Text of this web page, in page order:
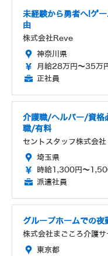
未経験から勇者へ!ゲ
由
株式会社Reve
神奈川県
月給28万円～35万
正社員
介護職/ヘルパー/資格
職/有料
セントスタッフ株式会社
埼玉県
時給1,300円～
派遣社員
グループホームでの
株式会社まごころ介護
東京都